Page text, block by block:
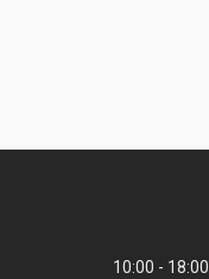
10:00
18:00